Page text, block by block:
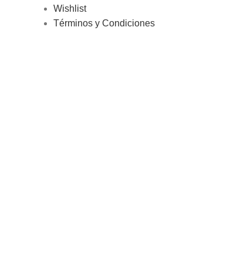
Wishlist
Términos y Condiciones